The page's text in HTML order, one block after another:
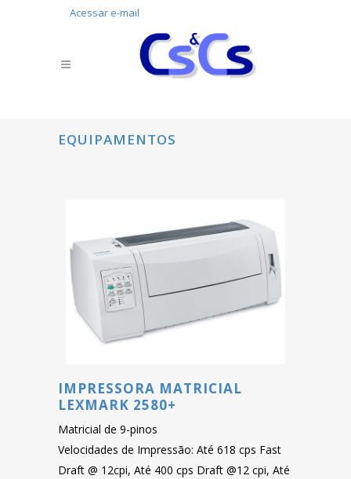
Acessar e-mail
EQUIPAMENTOS
IMPRESSORA MATRICIAL
LEXMARK 2580+
Matricial de 9-pinos
Velocidades de Impressão: Até 618 cps Fast
Draft @ 12cpi, Até 400 cps Draft @12 cpi, Até